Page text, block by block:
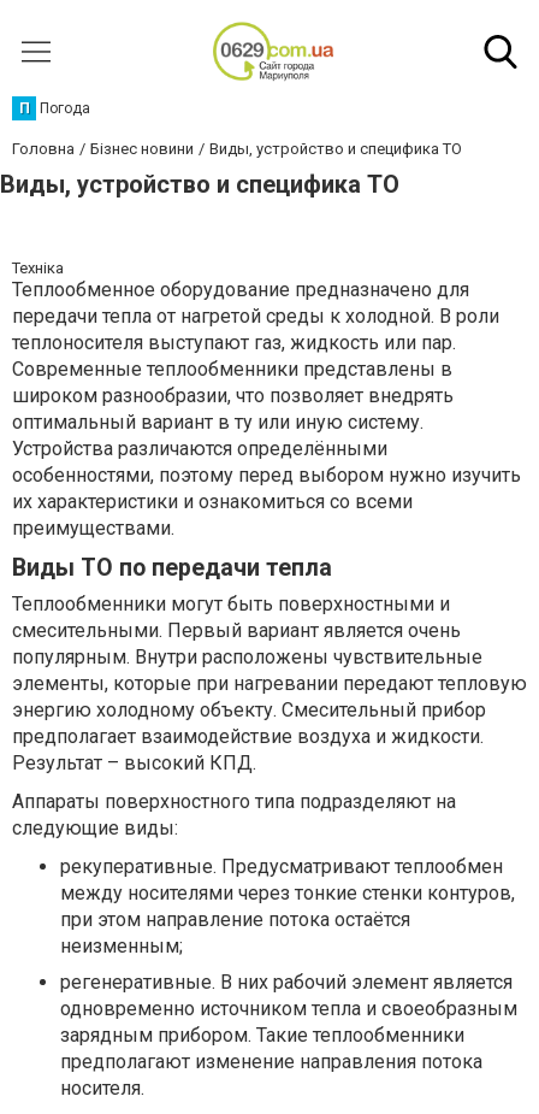
П Погода
Головна Бізнес новини Виды, устройство и специфика ТО
Виды, устройство и специфика ТО
Техніка
Теплообменное оборудование предназначено для
передачи тепла от нагретой среды к холодной. В роли
теплоносителя выступают газ, жидкость или пар.
Современные теплообменники представлены в
широком разнообразии, что позволяет внедрять
оптимальный вариант в ту или иную систему.
Устройства различаются определёнными
особенностями, поэтому перед выбором нужно изучить
их характеристики и ознакомиться со всеми
преимуществами.
Виды ТО по передачи тепла
Теплообменники могут быть поверхностными и
смесительными. Первый вариант является очень
популярным. Внутри расположены чувствительные
элементы, которые при нагревании передают тепловую
энергию холодному объекту. Смесительный прибор
предполагает взаимодействие воздуха и жидкости.
Результат – высокий КПД.
Аппараты поверхностного типа подразделяют на
следующие виды:
рекуперативные. Предусматривают теплообмен
между носителями через тонкие стенки контуров,
при этом направление потока остаётся
неизменным;
регенеративные. В них рабочий элемент является
одновременно источником тепла и своеобразным
зарядным прибором. Такие теплообменники
предполагают изменение направления потока
носителя.